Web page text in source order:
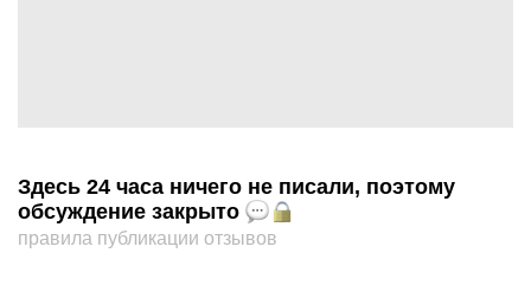
Здесь 24 часа ничего не писали, поэтому
обсуждение закрыто
правила публикации отзывов